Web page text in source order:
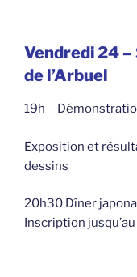
Vendredi 24 –
de l’Arbuel
19h
Exposition et
dessins
20h30 Dîner
Inscription